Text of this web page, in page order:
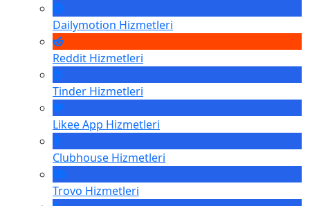
Dailymotion Hizmetleri
Reddit Hizmetleri
Tinder Hizmetleri
Likee App Hizmetleri
Clubhouse Hizmetleri
Trovo Hizmetleri